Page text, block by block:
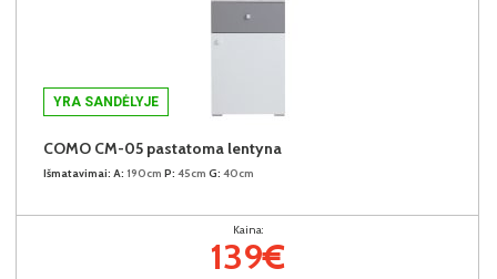
YRA SANDĖLYJE
COMO CM-05 pastatoma lentyna
Išmatavimai: A: 190cm P: 45cm G: 40cm
Kaina:
139€